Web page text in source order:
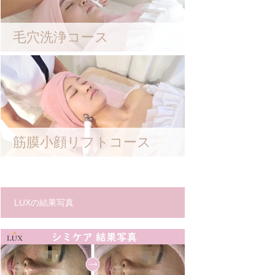
毛穴洗浄コース
筋膜小顔リフトコース
LUXの結果写真